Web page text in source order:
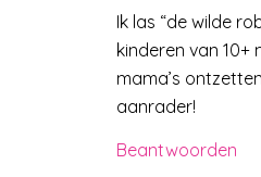
Ik las “de wilde
kinderen van
mama’s
aanrader!
Beantwoorden